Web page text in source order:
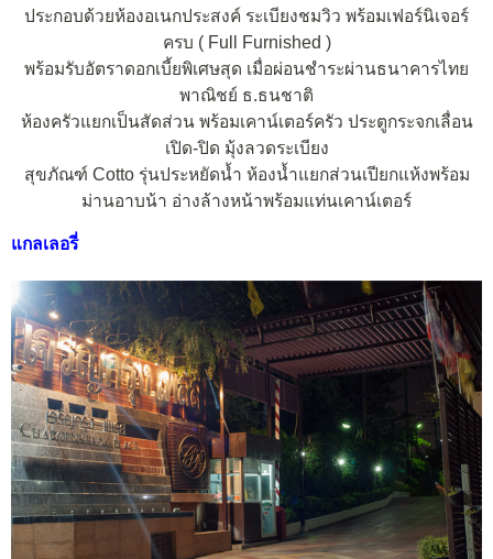
ประกอบด้วยห้องอเนกประสงค์ ระเบียงชมวิว พร้อมเฟอร์นิเจอร์
ครบ ( Full Furnished )
พร้อมรับอัตราดอกเบี้ยพิเศษสุด เมื่อผ่อนชำระผ่านธนาคารไทย
พาณิชย์ ธ.ธนชาติ
ห้องครัวแยกเป็นสัดส่วน พร้อมเคาน์เตอร์ครัว ประตูกระจกเลื่อน
เปิด-ปิด มุ้งลวดระเบียง
สุขภัณฑ์ Cotto รุ่นประหยัดน้ำ ห้องน้ำแยกส่วนเปียกแห้งพร้อม
ม่านอาบน้า อ่างล้างหน้าพร้อมแท่นเคาน์เตอร์
แกลเลอรี่